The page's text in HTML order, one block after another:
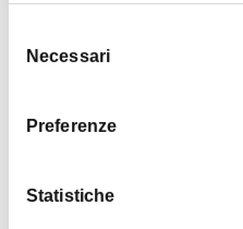
delNecessari
Preferenze
Statistiche
Palazzo Marescotti